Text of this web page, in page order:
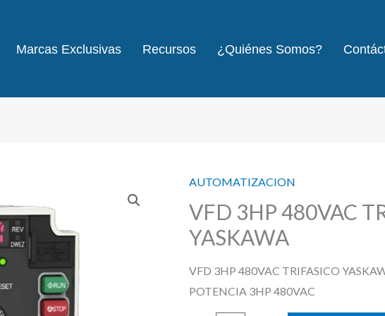
Marcas Exclusivas Recursos ¿Quiénes Somos?
AUTOMATIZACION
VFD 3HP 480VAC
YASKAWA
VFD 3HP 480VAC TRIFASICO
POTENCIA 3HP 480VAC